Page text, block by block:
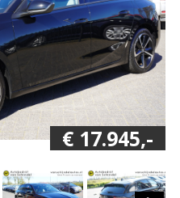
€ 17.945,-